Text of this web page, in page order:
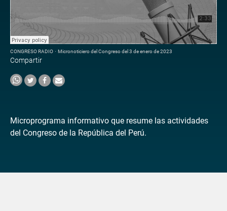
CONGRESO RADIO · Micronoticiero del Congreso del 3 de enero de 2023
Compartir
Microprograma informativo que resume las actividades
del Congreso de la República del Perú.